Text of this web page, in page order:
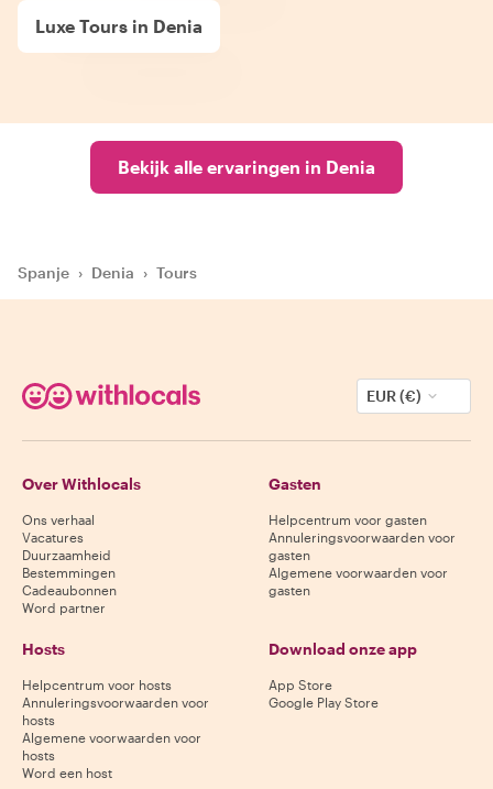
Luxe Tours in Denia
Bekijk alle ervaringen in Denia
Spanje › Denia › Tours
EUR (€)
Over Withlocals
Ons verhaal
Vacatures
Duurzaamheid
Bestemmingen
Cadeaubonnen
Word partner
Gasten
Helpcentrum voor gasten
Annuleringsvoorwaarden voor
gasten
Algemene voorwaarden voor
gasten
Hosts
Helpcentrum voor hosts
Annuleringsvoorwaarden voor
hosts
Algemene voorwaarden voor
hosts
Word een host
Download onze app
App Store
Google Play Store